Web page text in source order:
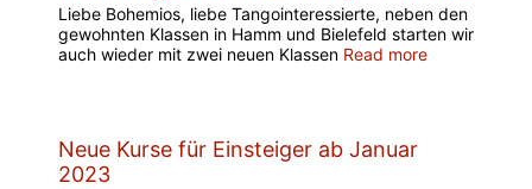
Liebe Bohemios, liebe Tangointeressierte, neben den
gewohnten Klassen in Hamm und Bielefeld starten wir
auch wieder mit zwei neuen Klassen Read more
Neue Kurse für Einsteiger ab Januar
2023